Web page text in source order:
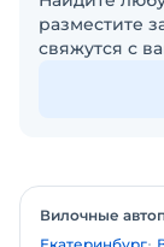
разместите
свяжутся с
Вилочные